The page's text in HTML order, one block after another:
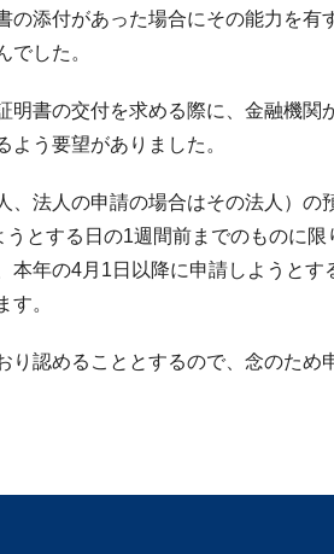
添付があった場合にその能力を有
した。
書の交付を求める際に、金融機関
う要望がありました。
法人の申請の場合はその法人）の
とする日の1週間前までのものに
年の4月1日以降に申請しようとす
す。
認めることとするので、念のため